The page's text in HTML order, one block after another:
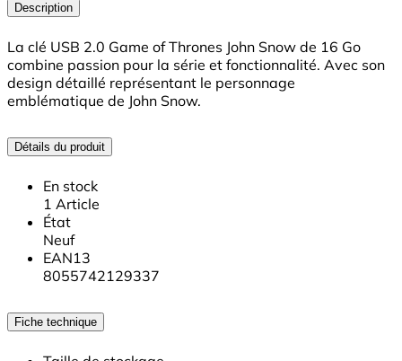
Description
La clé USB 2.0 Game of Thrones John Snow de 16 Go
combine passion pour la série et fonctionnalité. Avec son
design détaillé représentant le personnage
emblématique de John Snow.
Détails du produit
En stock
1 Article
État
Neuf
EAN13
8055742129337
Fiche technique